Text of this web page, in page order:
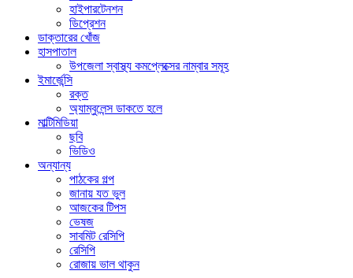
হাইপারটেনশন
ডিপ্রেশন
ডাক্তারের খোঁজ
হাসপাতাল
উপজেলা স্বাস্থ্য কমপ্লেক্সের নাম্বার সমূহ
ইমার্জেন্সি
রক্ত
অ্যাম্বুলেন্স ডাকতে হলে
মাল্টিমিডিয়া
ছবি
ভিডিও
অন্যান্য
পাঠকের গল্প
জানায় যত ভুল
আজকের টিপস
ভেষজ
সাবমিট রেসিপি
রেসিপি
রোজায় ভাল থাকুন